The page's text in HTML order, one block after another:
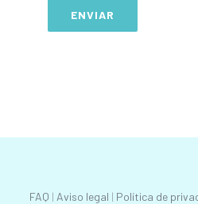
ENVIAR
FAQ | Aviso legal | Política de